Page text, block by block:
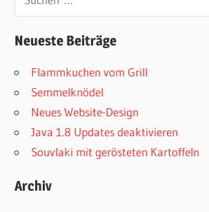
Neueste Beiträge
Flammkuchen vom Grill
Semmelknödel
Neues Website-Design
Java 1.8 Updates deaktivieren
Souvlaki mit gerösteten Kartoffeln
Archiv